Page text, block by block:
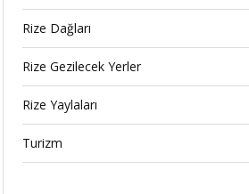
Rize Dağları
Rize Gezilecek Yerler
Rize Yaylaları
Turizm